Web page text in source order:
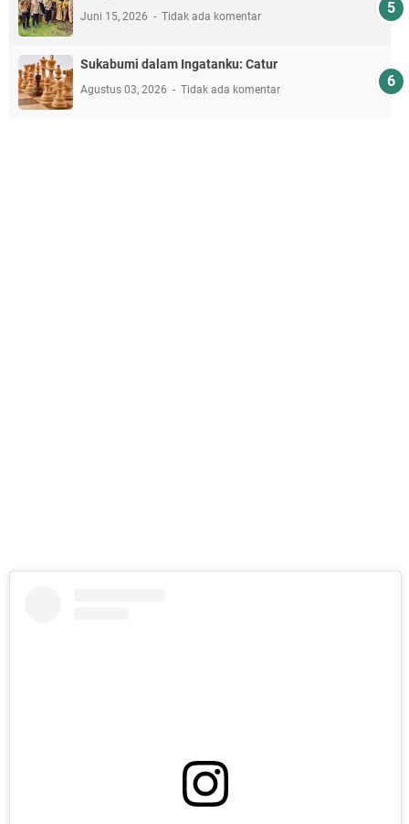
Juni 15, 2026 Tidak ada komentar
Sukabumi dalam Ingatanku: Catur
Agustus 03, 2026 Tidak ada komentar